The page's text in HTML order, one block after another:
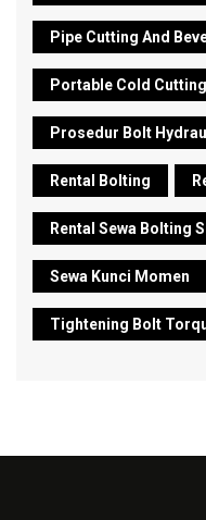
Pipe Cutting And
Portable Cold
Prosedur Bolt
Rental Bolting
Rental Sewa Bolting
Sewa Kunci Momen
Tightening Bolt